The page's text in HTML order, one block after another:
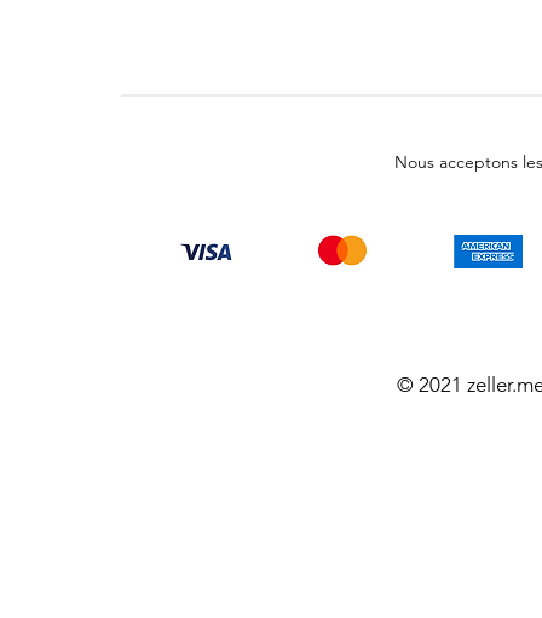
Nous acceptons
© 2021